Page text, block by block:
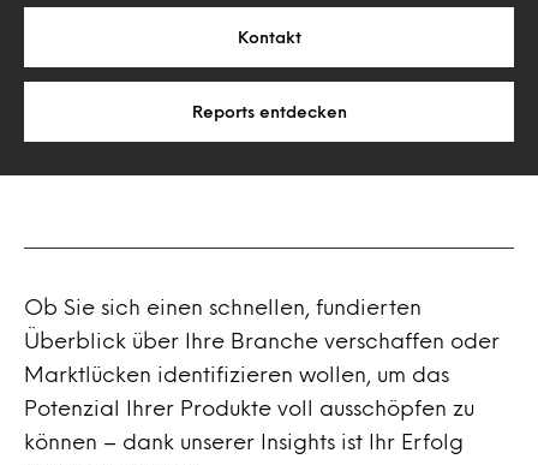
Kontakt
Reports entdecken
Ob Sie sich einen schnellen, fundierten
Überblick über Ihre Branche verschaffen oder
Marktlücken identifizieren wollen, um das
Potenzial Ihrer Produkte voll ausschöpfen zu
können – dank unserer Insights ist Ihr Erfolg